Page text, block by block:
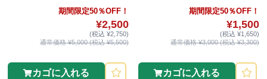
期間限定50％OFF！
¥2,500
(税込 ¥2,750)
通常価格 ¥5,000 (税込 ¥5,500)
カゴに入れる
期間限定50％OFF！
¥1,500
(税込 ¥1,650)
通常価格 ¥3,000 (税込 ¥3,300)
カゴに入れる